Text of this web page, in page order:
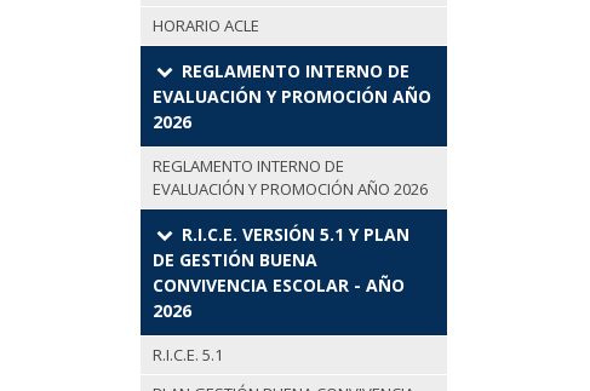
HORARIO ACLE
REGLAMENTO INTERNO DE
EVALUACIÓN Y PROMOCIÓN AÑO
2026
REGLAMENTO INTERNO DE
EVALUACIÓN Y PROMOCIÓN AÑO 2026
R.I.C.E. VERSIÓN 5.1 Y PLAN
DE GESTIÓN BUENA
CONVIVENCIA ESCOLAR - AÑO
2026
R.I.C.E. 5.1